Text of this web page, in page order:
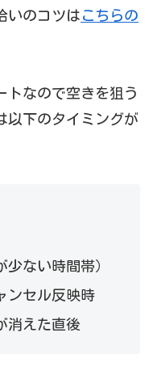
いのコツは こちらの
トなので空きを狙う
以下のタイミングが
ない時間帯）
ンセル反映時
消えた直後